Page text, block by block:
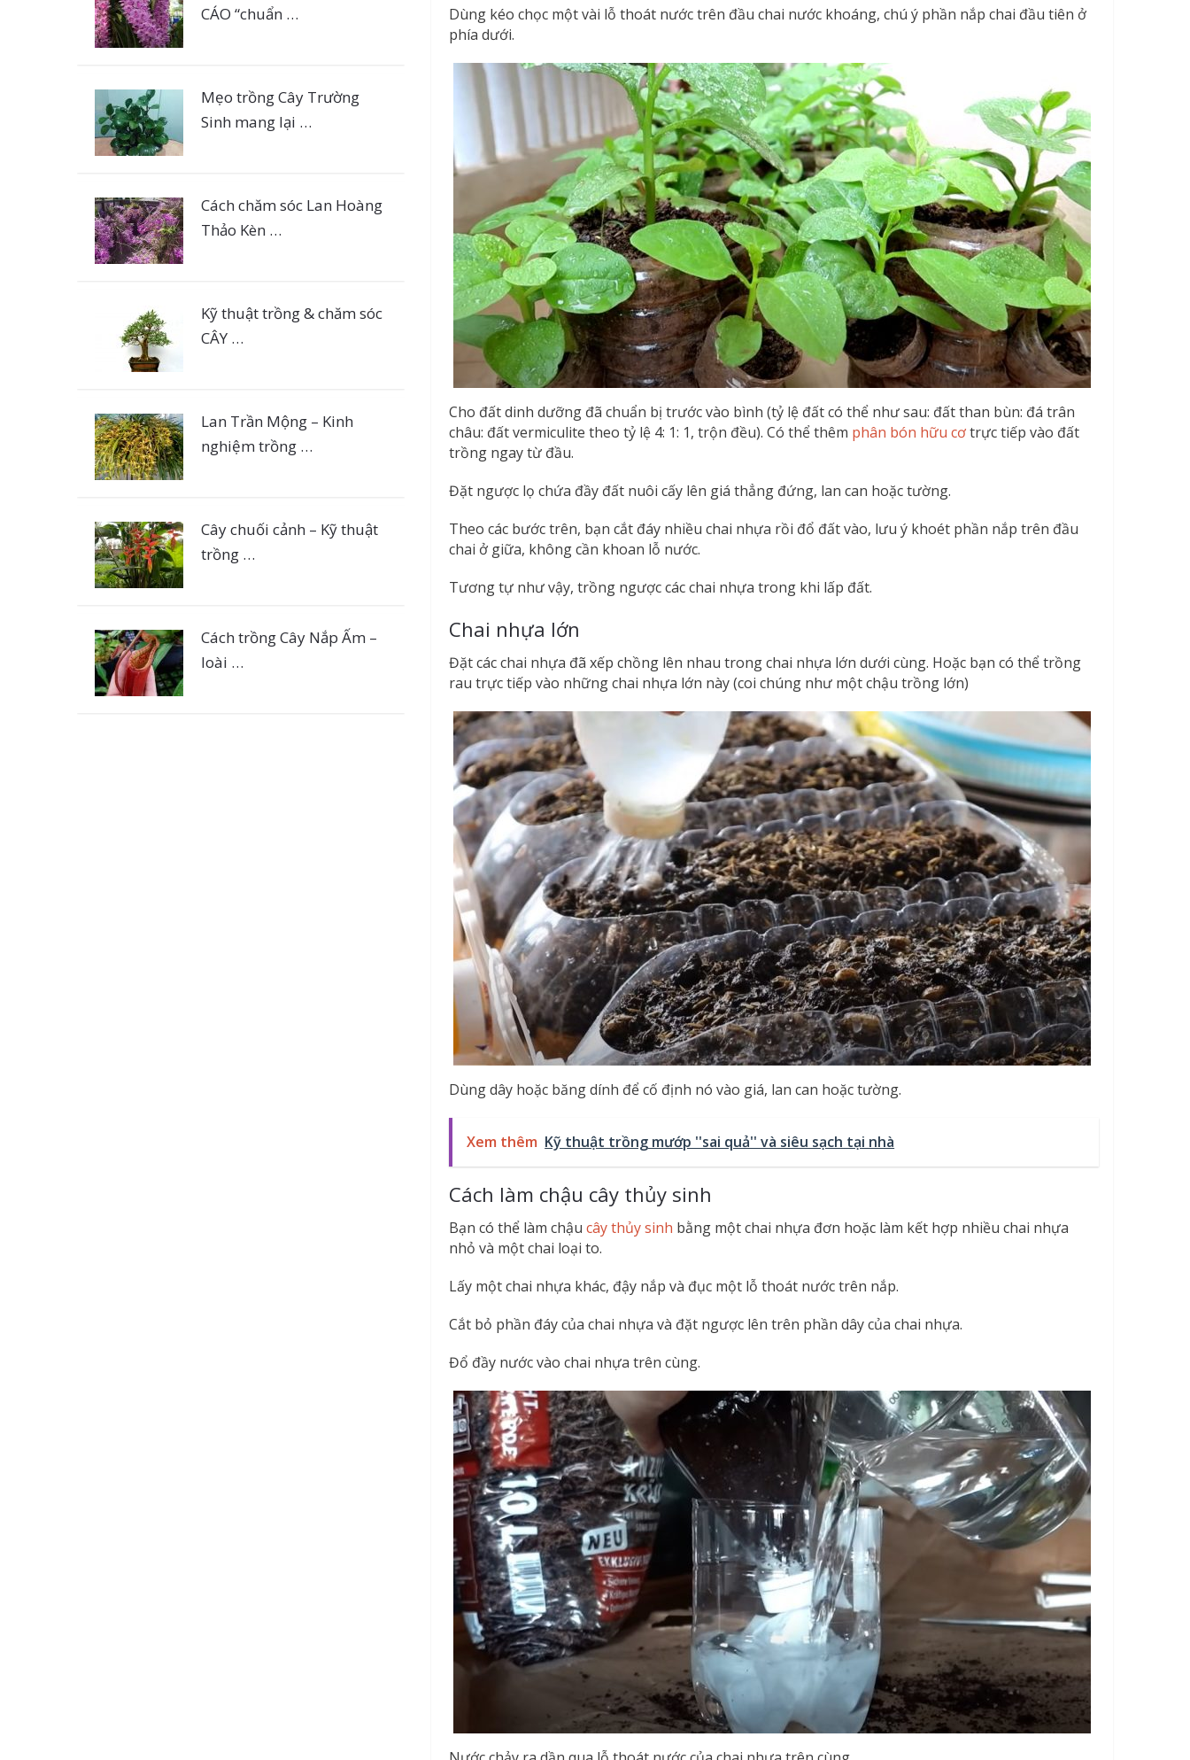
Dùng kéo chọc một vài lỗ thoát nước trên đầu chai nước khoáng, chú ý phần nắp chai đầu tiên ở
phía dưới.
Cho đất dinh dưỡng đã chuẩn bị trước vào bình (tỷ lệ đất có thể như sau: đất than bùn: đá trân
châu: đất vermiculite theo tỷ lệ 4: 1: 1, trộn đều). Có thể thêm phân bón hữu cơtrực tiếp vào đất
trồng ngay từ đầu.
Đặt ngược lọ chứa đầy đất nuôi cấy lên giá thẳng đứng, lan can hoặc tường.
Theo các bước trên, bạn cắt đáy nhiều chai nhựa rồi đổ đất vào, lưu ý khoét phần nắp trên đầu
chai ở giữa, không cần khoan lỗ nước.
Tương tự như vậy, trồng ngược các chai nhựa trong khi lấp đất.
Chai nhựa lớn
Đặt các chai nhựa đã xếp chồng lên nhau trong chai nhựa lớn dưới cùng. Hoặc bạn có thể trồng
rau trực tiếp vào những chai nhựa lớn này (coi chúng như một chậu trồng lớn)
Dùng dây hoặc băng dính để cố định nó vào giá, lan can hoặc tường.
Xem thêm Kỹ thuật trồng mướp ''sai quả'' và siêu sạch tại nhà
Cách làm chậu cây thủy sinh
Bạn có thể làm chậucây thủy sinh bằng một chai nhựa đơn hoặc làm kết hợp nhiều chai nhựa
nhỏ và một chai loại to.
Lấy một chai nhựa khác, đậy nắp và đục một lỗ thoát nước trên nắp.
Cắt bỏ phần đáy của chai nhựa và đặt ngược lên trên phần dây của chai nhựa.
Đổ đầy nước vào chai nhựa trên cùng.
CÁO “chuẩn …
Mẹo trồng Cây Trường
Sinh mang lại …
Cách chăm sóc Lan Hoàng
Thảo Kèn …
Kỹ thuật trồng & chăm sóc
CÂY …
Lan Trần Mộng – Kinh
nghiệm trồng …
Cây chuối cảnh – Kỹ thuật
trồng …
Cách trồng Cây Nắp Ấm –
loài …